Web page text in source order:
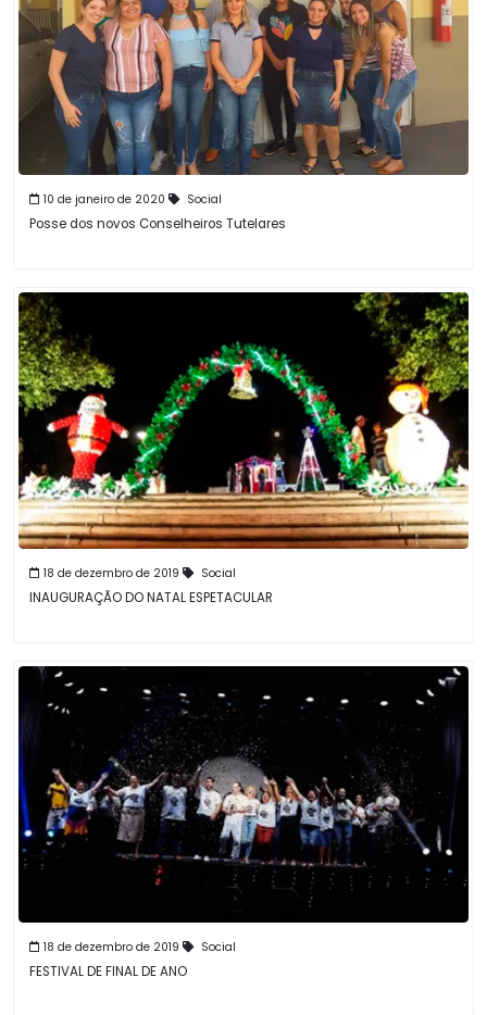
10 de janeiro de 2020 Social
Posse dos novos Conselheiros Tutelares
18 de dezembro de 2019 Social
INAUGURAÇÃO DO NATAL ESPETACULAR
18 de dezembro de 2019 Social
FESTIVAL DE FINAL DE ANO